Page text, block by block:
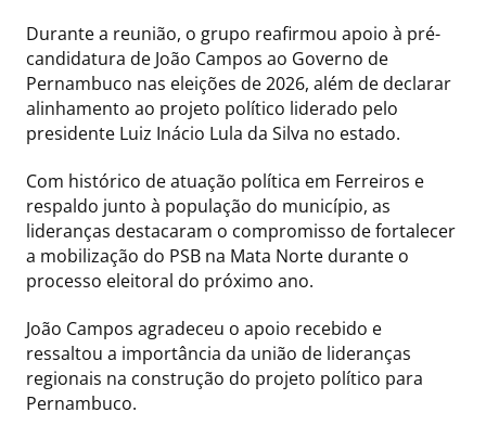
Durante a reunião, o grupo reafirmou apoio à pré-
candidatura de João Campos ao Governo de
Pernambuco nas eleições de 2026, além de declarar
alinhamento ao projeto político liderado pelo
presidente Luiz Inácio Lula da Silva no estado.
Com histórico de atuação política em Ferreiros e
respaldo junto à população do município, as
lideranças destacaram o compromisso de fortalecer
a mobilização do PSB na Mata Norte durante o
processo eleitoral do próximo ano.
João Campos agradeceu o apoio recebido e
ressaltou a importância da união de lideranças
regionais na construção do projeto político para
Pernambuco.